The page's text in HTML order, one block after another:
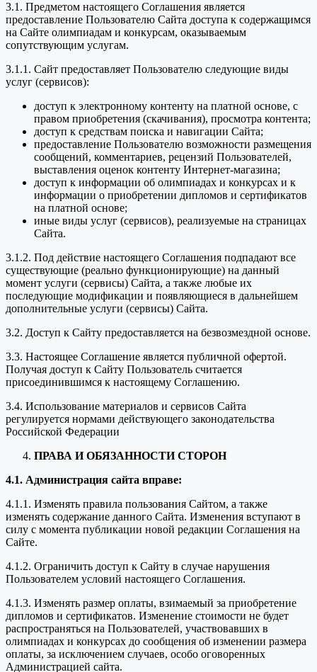
3.1. Предметом настоящего Соглашения является
предоставление Пользователю Сайта доступа к содержащимся
на Сайте олимпиадам и конкурсам, оказываемым
сопутствующим услугам.
3.1.1. Сайт предоставляет Пользователю следующие виды
услуг (сервисов):
доступ к электронному контенту на платной основе, с
правом приобретения (скачивания), просмотра контента;
доступ к средствам поиска и навигации Сайта;
предоставление Пользователю возможности размещения
сообщений, комментариев, рецензий Пользователей,
выставления оценок контенту Интернет-магазина;
доступ к информации об олимпиадах и конкурсах и к
информации о приобретении дипломов и сертификатов
на платной основе;
иные виды услуг (сервисов), реализуемые на страницах
Сайта.
3.1.2. Под действие настоящего Соглашения подпадают все
существующие (реально функционирующие) на данный
момент услуги (сервисы) Сайта, а также любые их
последующие модификации и появляющиеся в дальнейшем
дополнительные услуги (сервисы) Сайта.
3.2. Доступ к Сайту предоставляется на безвозмездной основе.
3.3. Настоящее Соглашение является публичной офертой.
Получая доступ к Сайту Пользователь считается
присоединившимся к настоящему Соглашению.
3.4. Использование материалов и сервисов Сайта
регулируется нормами действующего законодательства
Российской Федерации
ПРАВА И ОБЯЗАННОСТИ СТОРОН
4.1. Администрация сайта вправе:
4.1.1. Изменять правила пользования Сайтом, а также
изменять содержание данного Сайта. Изменения вступают в
силу с момента публикации новой редакции Соглашения на
Сайте.
4.1.2. Ограничить доступ к Сайту в случае нарушения
Пользователем условий настоящего Соглашения.
4.1.3. Изменять размер оплаты, взимаемый за приобретение
дипломов и сертификатов. Изменение стоимости не будет
распространяться на Пользователей, участвовавших в
олимпиадах и конкурсах до сообщения об изменении размера
оплаты, за исключением случаев, особо оговоренных
Администрацией сайта.